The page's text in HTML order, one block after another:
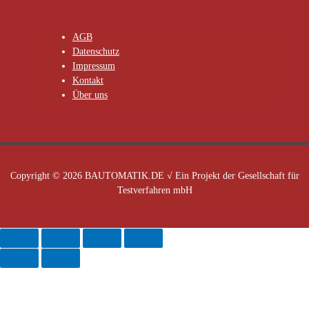
AGB
Datenschutz
Impressum
Kontakt
Über uns
Copyright © 2026 BAUTOMATIK.DE √ Ein Projekt der Gesellschaft für
Testverfahren mbH